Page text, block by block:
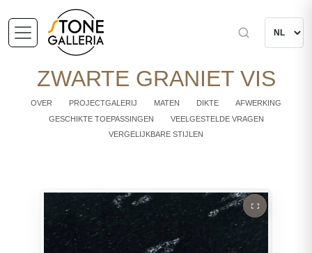
ZWARTE GRANIET VIS
OVER PROJECTGALERIJ MATEN DIKTE
AFWERKING
GESCHIKTE TOEPASSINGEN
VEELGESTELDE VRAGEN
VERGELIJKBARE STIJLEN